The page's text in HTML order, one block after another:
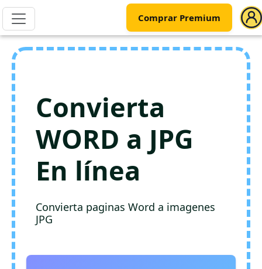
Comprar Premium
Convierta
WORD a JPG
En línea
Convierta paginas Word a imagenes
JPG